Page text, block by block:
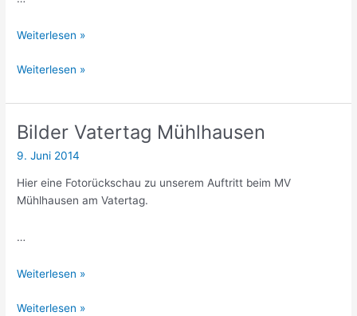
Bilder
Gastauftritt
(Tag
im
Freien)
Weiterlesen »
Bilder
Gastauftritt
(Tag
im
Weiterlesen »
Bilder Vatertag Mühlhausen
9. Juni 2014
Hier eine Fotorückschau zu unserem Auftritt beim MV
Mühlhausen am Vatertag.
…
Bilder
Mühlhausen
Weiterlesen »
Bilder
Weiterlesen »